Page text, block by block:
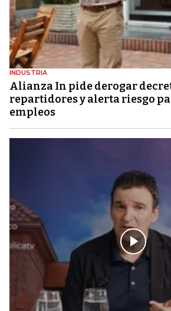
INDUSTRIA
Alianza In pide derogar
repartidores y alerta riesgo
empleos